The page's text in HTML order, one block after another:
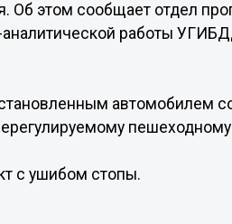
Об этом сообщает отдел
аналитической работы
автомобилем
с ушибом стопы.